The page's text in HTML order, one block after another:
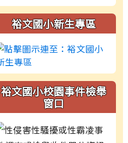
裕文國小新生專區
裕文國小校園事件檢舉
窗口